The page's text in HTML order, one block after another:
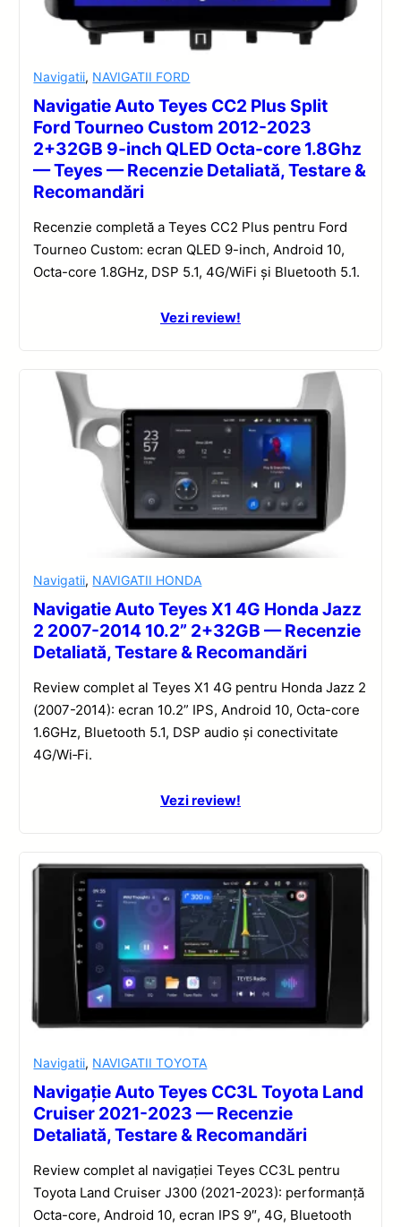
Navigatii, NAVIGATII FORD
Navigatie Auto Teyes CC2 Plus Split
Ford Tourneo Custom 2012-2023
2+32GB 9-inch QLED Octa-core 1.8Ghz
— Teyes — Recenzie Detaliată, Testare &
Recomandări
Recenzie completă a Teyes CC2 Plus pentru Ford
Tourneo Custom: ecran QLED 9-inch, Android 10,
Octa-core 1.8GHz, DSP 5.1, 4G/WiFi și Bluetooth 5.1.
Vezi review!
Navigatii, NAVIGATII HONDA
Navigatie Auto Teyes X1 4G Honda Jazz
2 2007-2014 10.2” 2+32GB — Recenzie
Detaliată, Testare & Recomandări
Review complet al Teyes X1 4G pentru Honda Jazz 2
(2007-2014): ecran 10.2” IPS, Android 10, Octa-core
1.6GHz, Bluetooth 5.1, DSP audio și conectivitate
4G/Wi‑Fi.
Vezi review!
Navigatii, NAVIGATII TOYOTA
Navigație Auto Teyes CC3L Toyota Land
Cruiser 2021-2023 — Recenzie
Detaliată, Testare & Recomandări
Review complet al navigației Teyes CC3L pentru
Toyota Land Cruiser J300 (2021-2023): performanță
Octa-core, Android 10, ecran IPS 9″, 4G, Bluetooth